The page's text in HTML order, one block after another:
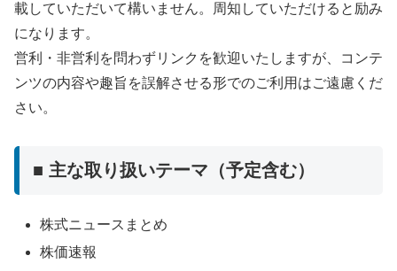
載していただいて構いません。周知していただけると励み
になります。
営利・非営利を問わずリンクを歓迎いたしますが、コンテ
ンツの内容や趣旨を誤解させる形でのご利用はご遠慮くだ
さい。
■ 主な取り扱いテーマ（予定含む）
株式ニュースまとめ
株価速報